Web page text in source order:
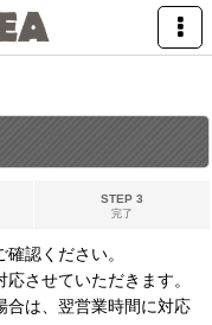
STEP 3
完了
確認ください。
させていただきます。
合は、翌営業時間に対応